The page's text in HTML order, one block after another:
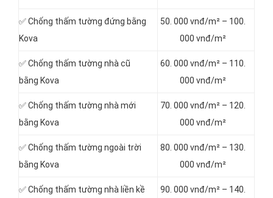
✅ Chống thấm tường đứng bằng
Kova
50. 000 vnđ/m² – 100.
000 vnđ/m²
✅ Chống thấm tường nhà cũ
bằng Kova
60. 000 vnđ/m² – 110.
000 vnđ/m²
✅ Chống thấm tường nhà mới
bằng Kova
70. 000 vnđ/m² – 120.
000 vnđ/m²
✅ Chống thấm tường ngoài trời
bằng Kova
80. 000 vnđ/m² – 130.
000 vnđ/m²
✅ Chống thấm tường nhà liền kề
90. 000 vnđ/m² – 140.